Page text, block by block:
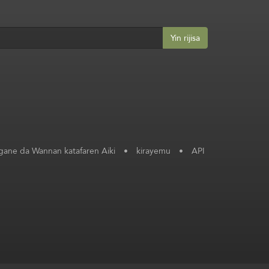
Yin rijisa
da Wannan katafaren Aiki • kirayemu • API